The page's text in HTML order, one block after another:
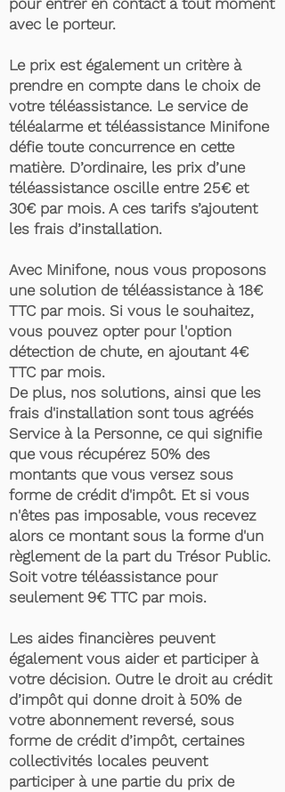
pour entrer en contact à tout moment
avec le porteur.
Le prix est également un critère à
prendre en compte dans le choix de
votre téléassistance. Le service de
téléalarme et téléassistance Minifone
défie toute concurrence en cette
matière. D’ordinaire, les prix d’une
téléassistance oscille entre 25€ et
30€ par mois. A ces tarifs s’ajoutent
les frais d’installation.
Avec Minifone, nous vous proposons
une solution de téléassistance à 18€
TTC par mois. Si vous le souhaitez,
vous pouvez opter pour l'option
détection de chute, en ajoutant 4€
TTC par mois.
De plus, nos solutions, ainsi que les
frais d'installation sont tous agréés
Service à la Personne, ce qui signifie
que vous récupérez 50% des
montants que vous versez sous
forme de crédit d'impôt. Et si vous
n'êtes pas imposable, vous recevez
alors ce montant sous la forme d'un
règlement de la part du Trésor Public.
Soit votre téléassistance pour
seulement 9€ TTC par mois.
Les aides financières peuvent
également vous aider et participer à
votre décision. Outre le droit au crédit
d’impôt qui donne droit à 50% de
votre abonnement reversé, sous
forme de crédit d’impôt, certaines
collectivités locales peuvent
participer à une partie du prix de